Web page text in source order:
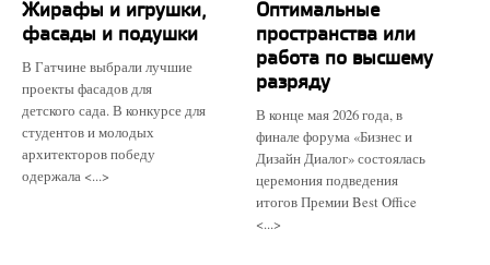
Жирафы и игрушки,
фасады и подушки
В Гатчине выбрали лучшие
проекты фасадов для
детского сада. В конкурсе для
студентов и молодых
архитекторов победу
одержала <...>
Оптимальные
пространства или
работа по высшему
разряду
В конце мая 2026 года, в
финале форума «Бизнес и
Дизайн Диалог» состоялась
церемония подведения
итогов Премии Best Office
<...>